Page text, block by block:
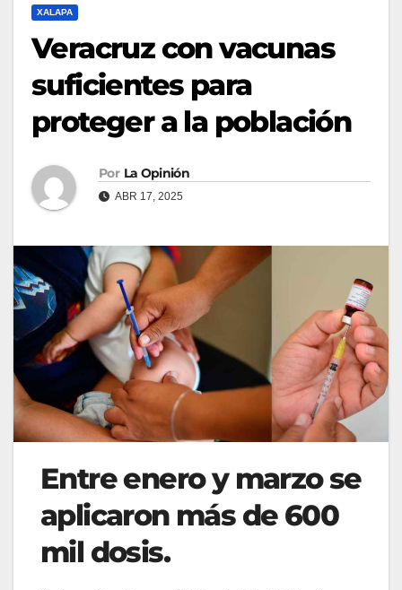
XALAPA
Veracruz con vacunas
suficientes para
proteger a la población
Por La Opinión
ABR 17, 2025
Entre enero y marzo se
aplicaron más de 600
mil dosis.